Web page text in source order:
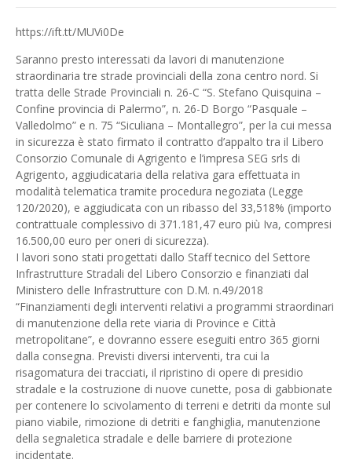
https://ift.tt/MUVi0De
Saranno presto interessati da lavori di manutenzione
straordinaria tre strade provinciali della zona centro nord. Si
tratta delle Strade Provinciali n. 26-C “S. Stefano Quisquina –
Confine provincia di Palermo”, n. 26-D Borgo “Pasquale –
Valledolmo” e n. 75 “Siculiana – Montallegro”, per la cui messa
in sicurezza è stato firmato il contratto d’appalto tra il Libero
Consorzio Comunale di Agrigento e l’impresa SEG srls di
Agrigento, aggiudicataria della relativa gara effettuata in
modalità telematica tramite procedura negoziata (Legge
120/2020), e aggiudicata con un ribasso del 33,518% (importo
contrattuale complessivo di 371.181,47 euro più Iva, compresi
16.500,00 euro per oneri di sicurezza).
I lavori sono stati progettati dallo Staff tecnico del Settore
Infrastrutture Stradali del Libero Consorzio e finanziati dal
Ministero delle Infrastrutture con D.M. n.49/2018
“Finanziamenti degli interventi relativi a programmi straordinari
di manutenzione della rete viaria di Province e Città
metropolitane”, e dovranno essere eseguiti entro 365 giorni
dalla consegna. Previsti diversi interventi, tra cui la
risagomatura dei tracciati, il ripristino di opere di presidio
stradale e la costruzione di nuove cunette, posa di gabbionate
per contenere lo scivolamento di terreni e detriti da monte sul
piano viabile, rimozione di detriti e fanghiglia, manutenzione
della segnaletica stradale e delle barriere di protezione
incidentate.